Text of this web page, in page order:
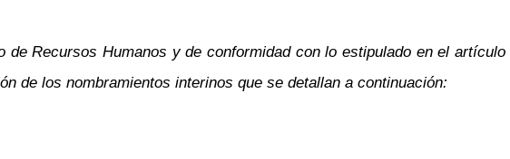
Recursos Humanos y de conformidad con lo estipulado en el artículo
de los nombramientos interinos que se detallan a continuación: